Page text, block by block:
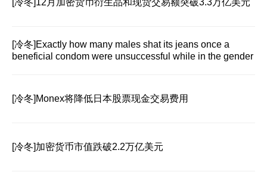
[冷冬]12月加密货币衍生品和现货交易额突破3.3万亿美元
[冷冬] Exactly how many males shat its jeans once a
beneficial condom were unsuccessful while in the gender
[冷冬] Monex将降低日本股票现金交易费用
[冷冬]加密货币市值跌破2.2万亿美元